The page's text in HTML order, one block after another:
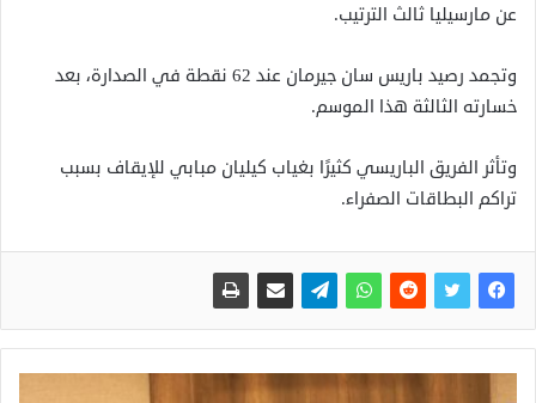
عن مارسيليا ثالث الترتيب.
وتجمد رصيد باريس سان جيرمان عند 62 نقطة في الصدارة، بعد
خسارته الثالثة هذا الموسم.
وتأثر الفريق الباريسي كثيرًا بغياب كيليان مبابي للإيقاف بسبب
تراكم البطاقات الصفراء.